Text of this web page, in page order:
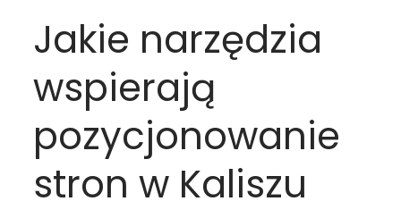
Jakie narzędzia
wspierają
pozycjonowanie
stron w Kaliszu